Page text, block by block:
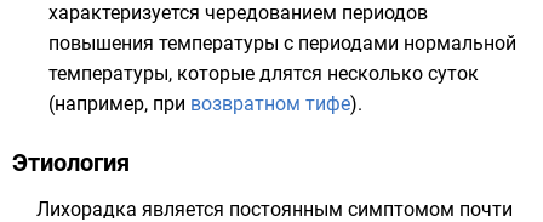
характеризуется чередованием периодов
повышения температуры с периодами нормальной
температуры, которые длятся несколько суток
(например, при возвратном тифе).
Этиология
Лихорадка является постоянным симптомом почти